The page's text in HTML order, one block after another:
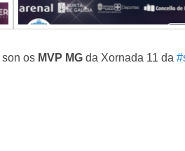
son os MVP MG da Xornada 11 da